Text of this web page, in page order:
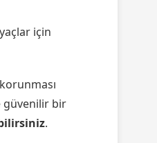
için
güvenilir bir
.